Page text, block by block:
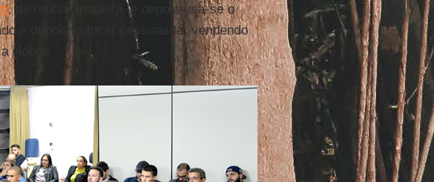
, de roubar madeira, e depois usa-se o
e depois colocar pessoas lá, vendendo
Nobre.